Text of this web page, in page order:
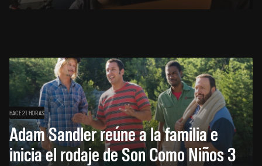
HACE 21 HORAS
Adam Sandler reúne a la familia e
inicia el rodaje de Son Como Niños 3